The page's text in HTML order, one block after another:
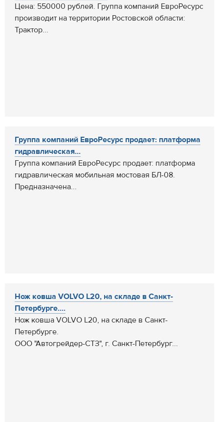
Цена: 550000 рублей. Группа компаний ЕвроРесурс
производит на территории Ростовской области:
Трактор...
Группа компаний ЕвроРесурс продает: платформа
гидравлическая...
Группа компаний ЕвроРесурс продает: платформа
гидравлическая мобильная мостовая БЛ-08.
Предназначена...
Нож ковша VOLVO L20, на складе в Санкт-
Петербурге....
Нож ковша VOLVO L20, на складе в Санкт-
Петербурге.
ООО "Автогрейдер-СТЗ", г. Санкт-Петербург...